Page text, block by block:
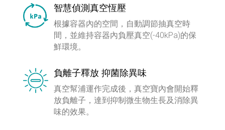
智慧偵測真空恆壓
根據容器內的空間，自動調節抽真空時
間，並維持容器內負壓真空(-40kPa)的保
鮮環境。
負離子釋放 抑菌除異味
真空幫浦運作完成後，真空寶內會開始釋
放負離子，達到抑制微生物生長及消除異
味的效果。